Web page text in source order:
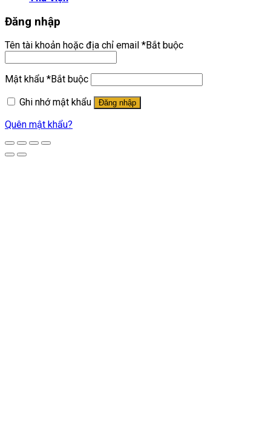
Đăng nhập
Tên tài khoản hoặc địa chỉ email *Bắt buộc
Mật khẩu *Bắt buộc
Ghi nhớ mật khẩu
Đăng nhập
Quên mật khẩu?